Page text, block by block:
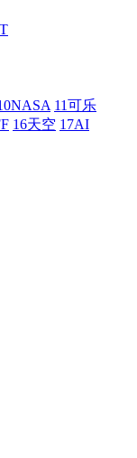
11可乐
16天空 17AI